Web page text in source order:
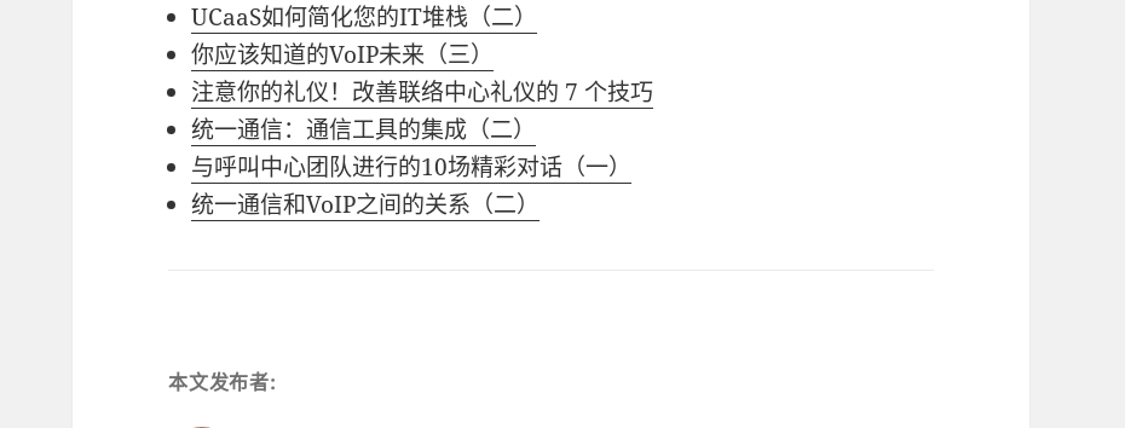
UCaaS如何简化您的IT堆栈（二）
你应该知道的VoIP未来（三）
注意你的礼仪！改善联络中心礼仪的 7 个技巧
统一通信：通信工具的集成（二）
与呼叫中心团队进行的10场精彩对话（一）
统一通信和VoIP之间的关系（二）
本文发布者: